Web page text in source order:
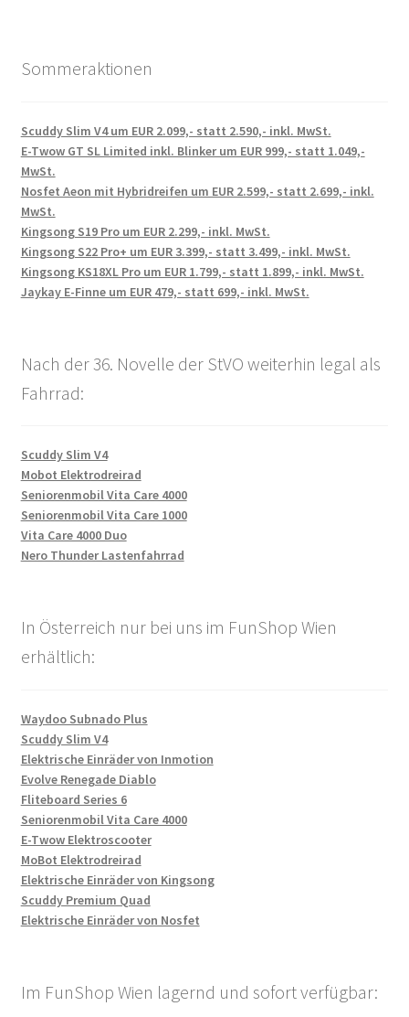
Sommeraktionen
Scuddy Slim V4 um EUR 2.099,- statt 2.590,- inkl. MwSt.
E-Twow GT SL Limited inkl. Blinker um EUR 999,- statt 1.049,-
MwSt.
Nosfet Aeon mit Hybridreifen um EUR 2.599,- statt 2.699,- inkl.
MwSt.
Kingsong S19 Pro um EUR 2.299,- inkl. MwSt.
Kingsong S22 Pro+ um EUR 3.399,- statt 3.499,- inkl. MwSt.
Kingsong KS18XL Pro um EUR 1.799,- statt 1.899,- inkl. MwSt.
Jaykay E-Finne um EUR 479,- statt 699,- inkl. MwSt.
Nach der 36. Novelle der StVO weiterhin legal als
Fahrrad:
Scuddy Slim V4
Mobot Elektrodreirad
Seniorenmobil Vita Care 4000
Seniorenmobil Vita Care 1000
Vita Care 4000 Duo
Nero Thunder Lastenfahrrad
In Österreich nur bei uns im FunShop Wien
erhältlich:
Waydoo Subnado Plus
Scuddy Slim V4
Elektrische Einräder von Inmotion
Evolve Renegade Diablo
Fliteboard Series 6
Seniorenmobil Vita Care 4000
E-Twow Elektroscooter
MoBot Elektrodreirad
Elektrische Einräder von Kingsong
Scuddy Premium Quad
Elektrische Einräder von Nosfet
Im FunShop Wien lagernd und sofort verfügbar: